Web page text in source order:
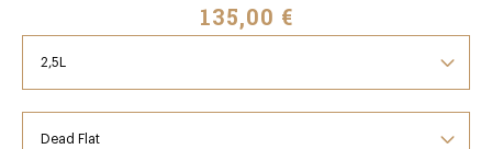
135,00 €